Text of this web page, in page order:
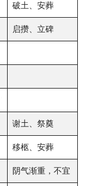
破土、安葬
启攒、立碑
谢土、祭奠
移柩、安葬
阴气渐重，不宜